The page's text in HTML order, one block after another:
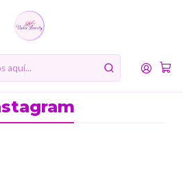
compra online. Código: BIENVENIDA10